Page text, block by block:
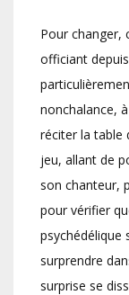
Pour changer,
officiant
nonchalance,
réciter la table
jeu, allant de
son chanteur,
pour vérifier
psychédélique
surprendre
surprise se